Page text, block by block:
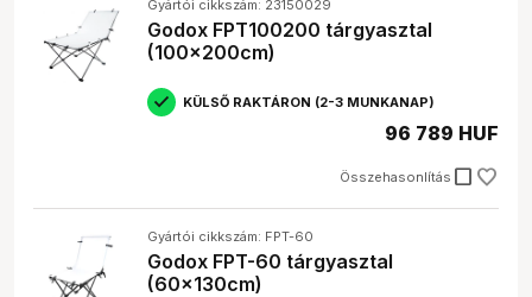
Gyártói cikkszám: 23150029
Godox FPT100200 tárgyasztal
(100x200cm)
KÜLSŐ RAKTÁRON (2-3 MUNKANAP)
Összehasonlítás check_box_outline_blank
96 789 HUF
Gyártói cikkszám: FPT-60
Godox FPT-60 tárgyasztal
(60x130cm)